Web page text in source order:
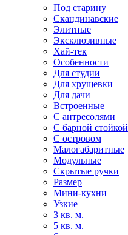
Под старину
Скандинавские
Элитные
Эксклюзивные
Хай-тек
Особенности
Для студии
Для хрущевки
Для дачи
Встроенные
С антресолями
С барной стойкой
С островом
Малогабаритные
Модульные
Скрытые ручки
Размер
Мини-кухни
Узкие
3 кв. м.
5 кв. м.